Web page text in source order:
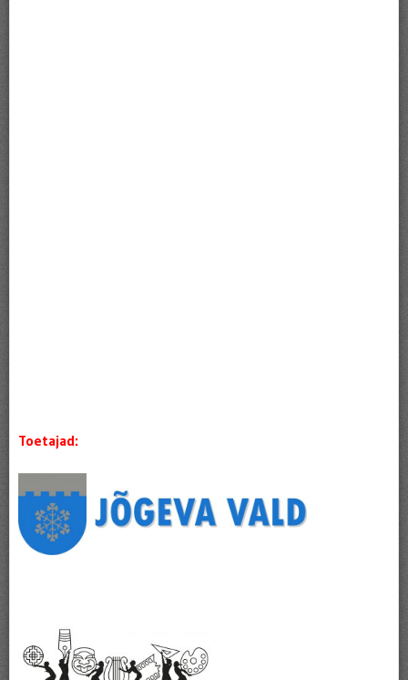
Toetajad: